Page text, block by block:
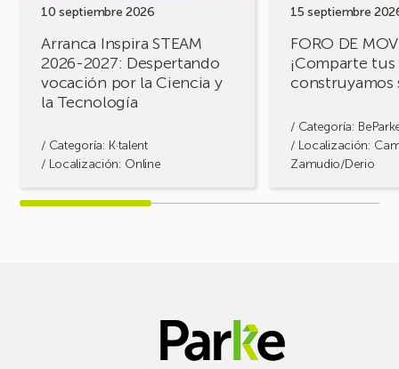
10 septiembre 2026
Arranca Inspira STEAM
2026-2027: Despertando
vocación por la Ciencia y
la Tecnología
/ Categoría: K·talent
/ Localización: Online
Ciencia
Tecnología
15 septiembre
FORO DE
¡Comparte
construyamos
/ Categoría:
/ Localización:
Zamudio/Derio
soluciones!